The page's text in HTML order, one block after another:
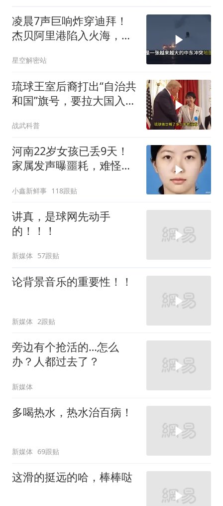
凌晨7声巨响炸穿迪拜！
杰贝阿里港陷入火海，美
彻底心寒
星空解密站
琉球王室后裔打出“自治共
和国”旗号，要拉大国入局
战武科普
河南22岁女孩已丢9天！
家属发声曝噩耗，难怪搜
小鑫新鲜事 118跟贴
讲真，是球网先动手
的！！！
新媒体 57跟贴
论背景音乐的重要性！！
新媒体 2跟贴
旁边有个抢活的…怎么
办？人都过去了？
新媒体
多喝热水，热水治百病！
新媒体 69跟贴
这滑的挺远的哈，棒棒哒